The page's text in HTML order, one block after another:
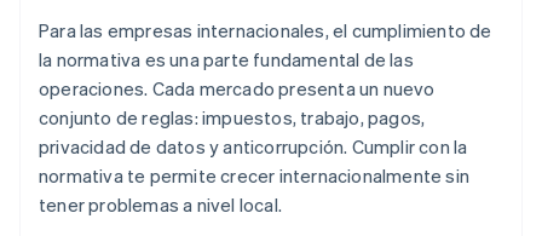
Para las empresas internacionales, el cumplimiento de
la normativa es una parte fundamental de las
operaciones. Cada mercado presenta un nuevo
conjunto de reglas: impuestos, trabajo, pagos,
privacidad de datos y anticorrupción. Cumplir con la
normativa te permite crecer internacionalmente sin
tener problemas a nivel local.